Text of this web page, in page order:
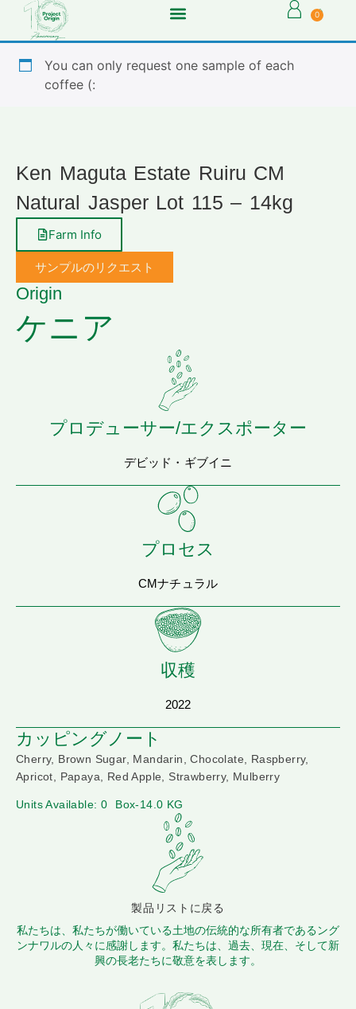
0
You can only request one sample of each
coffee (:
Ken Maguta Estate Ruiru CM
Natural Jasper Lot 115 – 14kg
Farm Info
サンプルのリクエスト
Origin
ケニア
プロデューサー/エクスポーター
デビッド・ギブイニ
プロセス
CMナチュラル
収穫
2022
カッピングノート
Cherry, Brown Sugar, Mandarin, Chocolate, Raspberry,
Apricot, Papaya, Red Apple, Strawberry, Mulberry
Units Available: 0 Box-14.0 KG
製品リストに戻る
私たちは、私たちが働いている土地の伝統的な所有者であるング
ンナワルの人々に感謝します。私たちは、過去、現在、そして新
興の長老たちに敬意を表します。